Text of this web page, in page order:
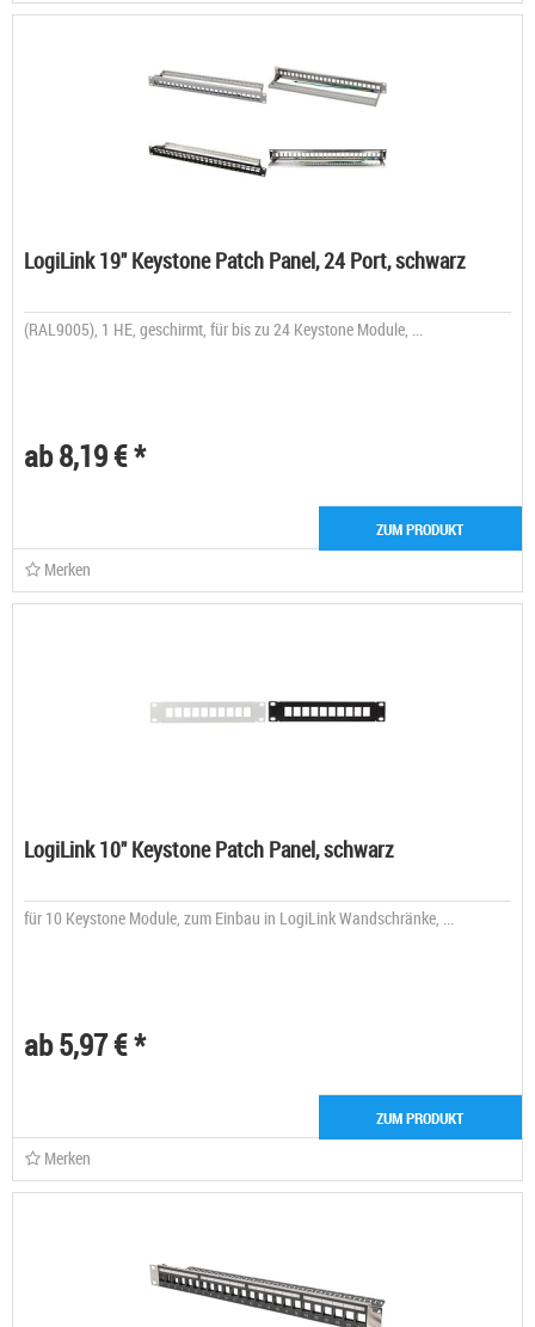
LogiLink 19" Keystone Patch Panel, 24 Port, schwarz
(RAL9005), 1 HE, geschirmt, für bis zu 24 Keystone Module, ...
ab 8,19 € *
ZUM PRODUKT
Merken
LogiLink 10" Keystone Patch Panel, schwarz
für 10 Keystone Module, zum Einbau in LogiLink Wandschränke, ...
ab 5,97 € *
ZUM PRODUKT
Merken